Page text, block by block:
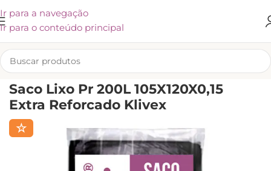
Ir para a navegação
Ir para o conteúdo principal
INÍCIO/SACOS PARA LIXO/KLIVEX
Saco Lixo Pr 200L 105X120X0,15
Extra Reforcado Klivex
☆